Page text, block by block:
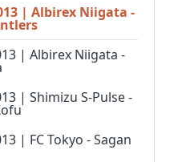
Futbol Ligi
Ligi, 1. Lig, Kadınlar
2025
2024
2023
2022
2021
| Albirex Niigata -
| Albirex Niigata -
| Shimizu S-Pulse -
| FC Tokyo - Sagan